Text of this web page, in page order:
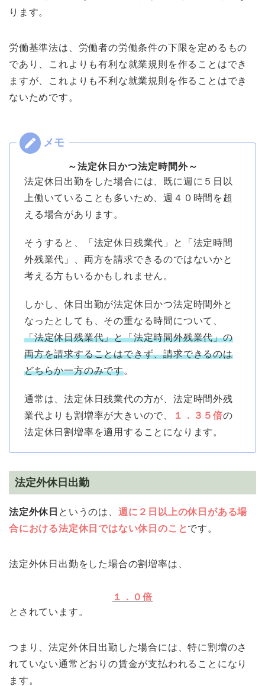
ります。
労働基準法は、労働者の労働条件の下限を定めるもの
であり、これよりも有利な就業規則を作ることはでき
ますが、これよりも不利な就業規則を作ることはでき
ないためです。
～法定休日かつ法定時間外～
法定休日出勤をした場合には、既に週に５日以
上働いていることも多いため、週４０時間を超
える場合があります。
そうすると、「法定休日残業代」と「法定時間
外残業代」、両方を請求できるのではないかと
考える方もいるかもしれません。
しかし、休日出勤が法定休日かつ法定時間外と
なったとしても、その重なる時間について、
「法定休日残業代」と「法定時間外残業代」の
両方を請求することはできず、請求できるのは
どちらか一方のみです。
通常は、法定休日残業代の方が、法定時間外残
業代よりも割増率が大きいので、
１．３５倍の
法定休日割増率を適用することになります。
法定外休日出勤
法定外休日 というのは、 週に２日以上の休日がある場
合における法定休日ではない休日のことです。
法定外休日出勤をした場合の割増率は、
１．０倍
とされています。
つまり、法定外休日出勤した場合には、特に割増のさ
れていない通常どおりの賃金が支払われることになり
ます。